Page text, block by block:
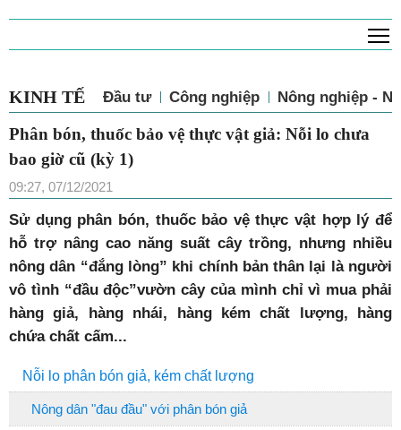
KINH TẾ Đầu tư Công nghiệp Nông nghiệp -
Phân bón, thuốc bảo vệ thực vật giả: Nỗi lo chưa
bao giờ cũ (kỳ 1)
09:27, 07/12/2021
Sử dụng phân bón, thuốc bảo vệ thực vật hợp lý để
hỗ trợ nâng cao năng suất cây trồng, nhưng nhiều
nông dân “đắng lòng” khi chính bản thân lại là người
vô tình “đầu độc”vườn cây của mình chỉ vì mua phải
hàng giả, hàng nhái, hàng kém chất lượng, hàng
chứa chất cấm...
Nỗi lo phân bón giả, kém chất lượng
Nông dân "đau đầu" với phân bón giả